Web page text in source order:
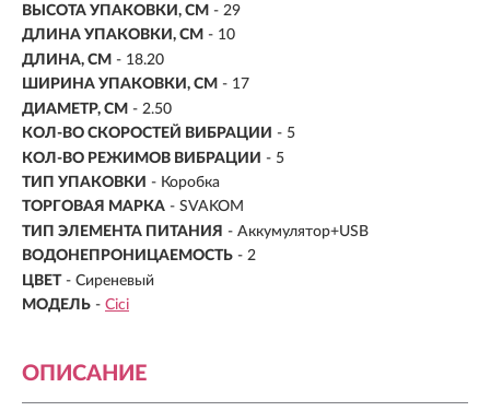
ВЫСОТА УПАКОВКИ, СМ - 29
ДЛИНА УПАКОВКИ, СМ - 10
ДЛИНА, СМ - 18.20
ШИРИНА УПАКОВКИ, СМ - 17
ДИАМЕТР, СМ - 2.50
КОЛ-ВО СКОРОСТЕЙ ВИБРАЦИИ - 5
КОЛ-ВО РЕЖИМОВ ВИБРАЦИИ - 5
ТИП УПАКОВКИ - Коробка
ТОРГОВАЯ МАРКА - SVAKOM
ТИП ЭЛЕМЕНТА ПИТАНИЯ - Аккумулятор+USB
ВОДОНЕПРОНИЦАЕМОСТЬ - 2
ЦВЕТ - Сиреневый
МОДЕЛЬ - Cici
ОПИСАНИЕ